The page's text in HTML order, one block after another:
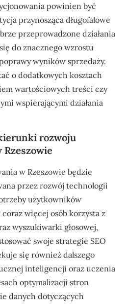
powinien być
przynosząca długofalowe
przeprowadzone działania
do znacznego wzrostu
wyników sprzedaży.
o dodatkowych kosztach
wartościowych treści czy
wspierającymi działania
rozwoju
w Rzeszowie będzie
przez rozwój technologii
użytkowników
więcej osób korzysta z
wyszukiwarki głosowej,
swoje strategie SEO
się również dalszego
inteligencji oraz uczenia
optymalizacji stron
danych dotyczących